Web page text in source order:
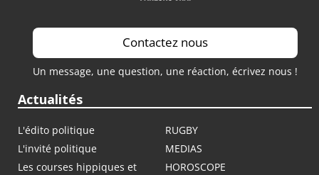
Contactez nous
Un message, une question, une réaction, écrivez nous !
Actualités
L'édito politique
RUGBY
L'invité politique
MEDIAS
Les courses hippiques et
HOROSCOPE